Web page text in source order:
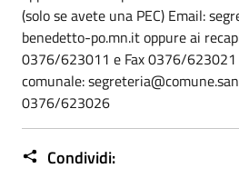
(solo se avete una PEC) Email:
benedetto-po.mn.it oppure ai
0376/623011 e Fax 0376/623021
comunale:
0376/623026
Condividi: